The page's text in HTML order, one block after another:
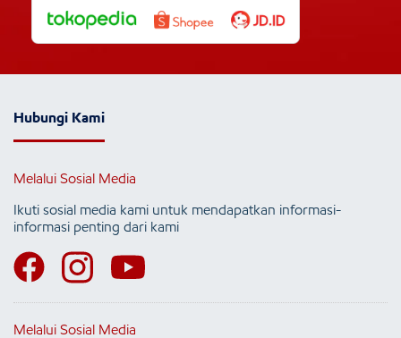
Hubungi Kami
Melalui Sosial Media
Ikuti sosial media kami untuk mendapatkan informasi-
informasi penting dari kami
Melalui Sosial Media